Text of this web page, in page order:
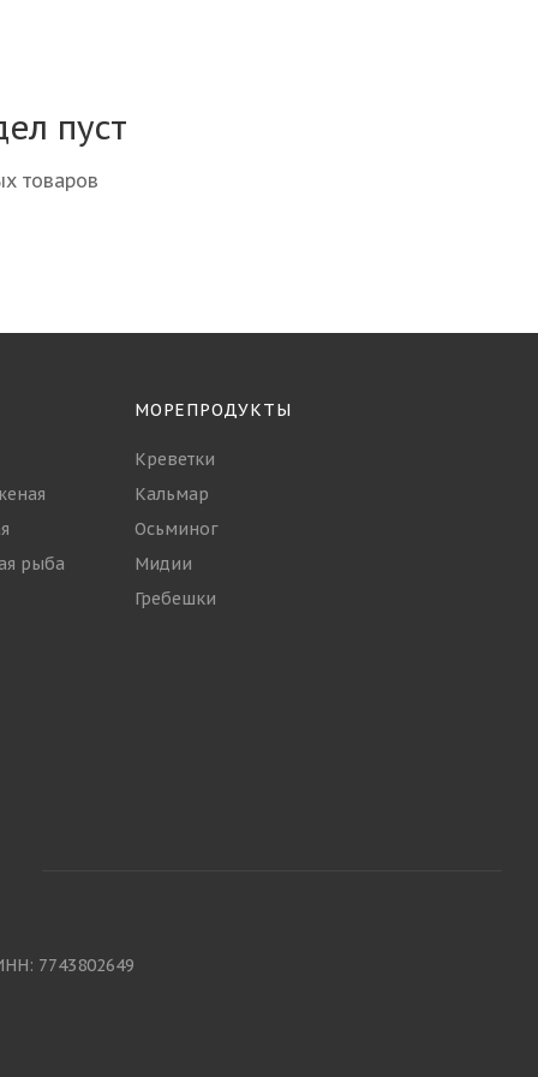
пуст
товаров
рыба
МОРЕПРОДУКТЫ
Креветки
Кальмар
Осьминог
Мидии
Гребешки
7743802649